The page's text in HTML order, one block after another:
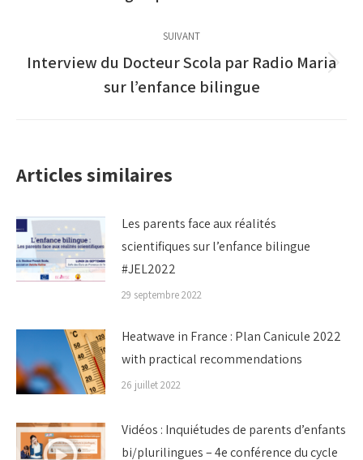
SUIVANT
Article
suivant
Interview du Docteur Scola par Radio Maria
sur l’enfance bilingue
Articles similaires
Les parents face aux réalités
scientifiques sur l’enfance bilingue
#JEL2022
29 septembre 2022
Heatwave in France : Plan Canicule 2022
with practical recommendations
26 juillet 2022
Vidéos : Inquiétudes de parents d’enfants
bi/plurilingues – 4e conférence du cycle